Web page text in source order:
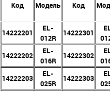
Код Модель Код
14222201
EL-
012R
14222301
14222202
EL-
016R
14222302
14222203
EL-
025R
14222303